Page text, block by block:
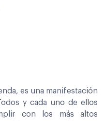
es una manifestación
y cada uno de ellos
con los más altos